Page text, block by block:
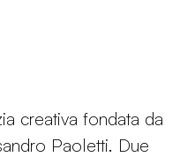
creativa fondata da
Paoletti. Due